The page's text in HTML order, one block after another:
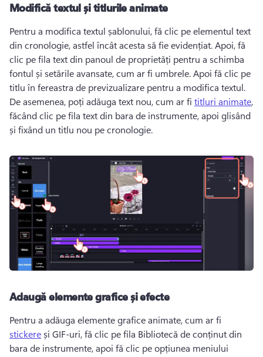
Modifică textul și titlurile animate
Pentru a modifica textul șablonului, fă clic pe elementul text
din cronologie, astfel încât acesta să fie evidențiat. Apoi, fă
clic pe fila text din panoul de proprietăți pentru a schimba
fontul și setările avansate, cum ar fi umbrele. Apoi fă clic pe
De asemenea, poți adăuga text nou, cum ar fi titluri animate,
făcând clic pe fila text din bara de instrumente, apoi glisând
și fixând un titlu nou pe cronologie.
Adaugă elemente grafice și efecte
Pentru a adăuga elemente grafice animate, cum ar fi
stickere și GIF-uri, fă clic pe fila Bibliotecă de conținut din
bara de instrumente, apoi fă clic pe opțiunea meniului